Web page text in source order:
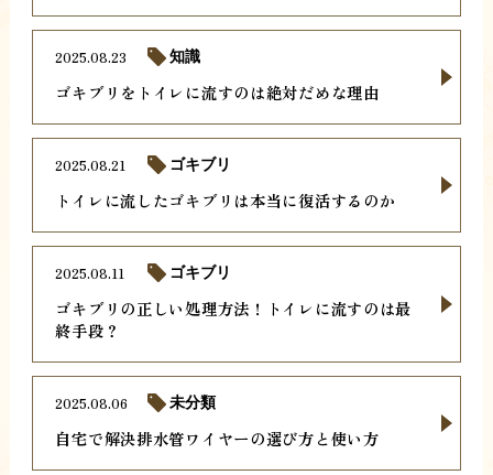
ゴキブリをトイレに流すのは絶対だめな理由
2025.08.23 知識
トイレに流したゴキブリは本当に復活するのか
2025.08.21 ゴキブリ
ゴキブリの正しい処理方法！トイレに流すのは最
終手段？
2025.08.11 ゴキブリ
自宅で解決排水管ワイヤーの選び方と使い方
2025.08.06 未分類